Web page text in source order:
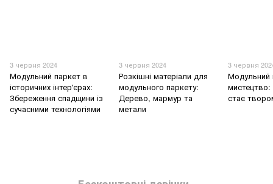
3 червня 2024
Модульний паркет в
історичних інтер'єрах:
Збереження спадщини із
сучасними технологіями
3 червня 2024
Розкішні матеріали для
модульного паркету:
Дерево, мармур та
метали
3 червня
Модульний
мистецтво:
стає